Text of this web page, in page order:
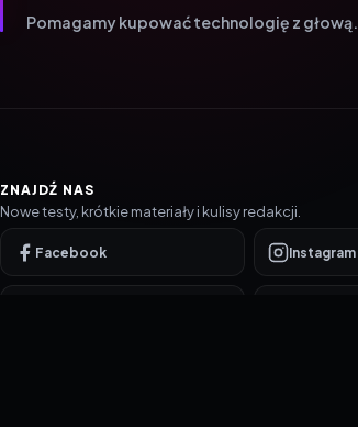
Pomagamy kupować technologię z głową.
ZNAJDŹ NAS
Nowe testy, krótkie materiały i kulisy redakcji.
Facebook Instagram